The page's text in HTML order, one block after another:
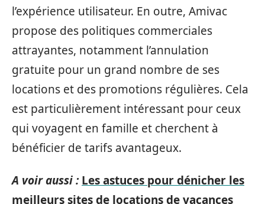
l’expérience utilisateur. En outre, Amivac
propose des politiques commerciales
attrayantes, notamment l’annulation
gratuite pour un grand nombre de ses
locations et des promotions régulières. Cela
est particulièrement intéressant pour ceux
qui voyagent en famille et cherchent à
bénéficier de tarifs avantageux.
A voir aussi : Les astuces pour dénicher les
meilleurs sites de locations de vacances